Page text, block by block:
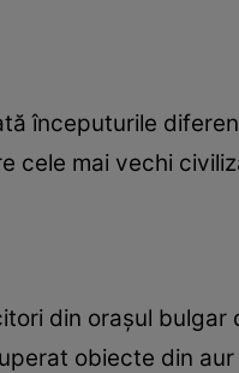
începuturile
cele mai vechi
din orașul
obiecte din